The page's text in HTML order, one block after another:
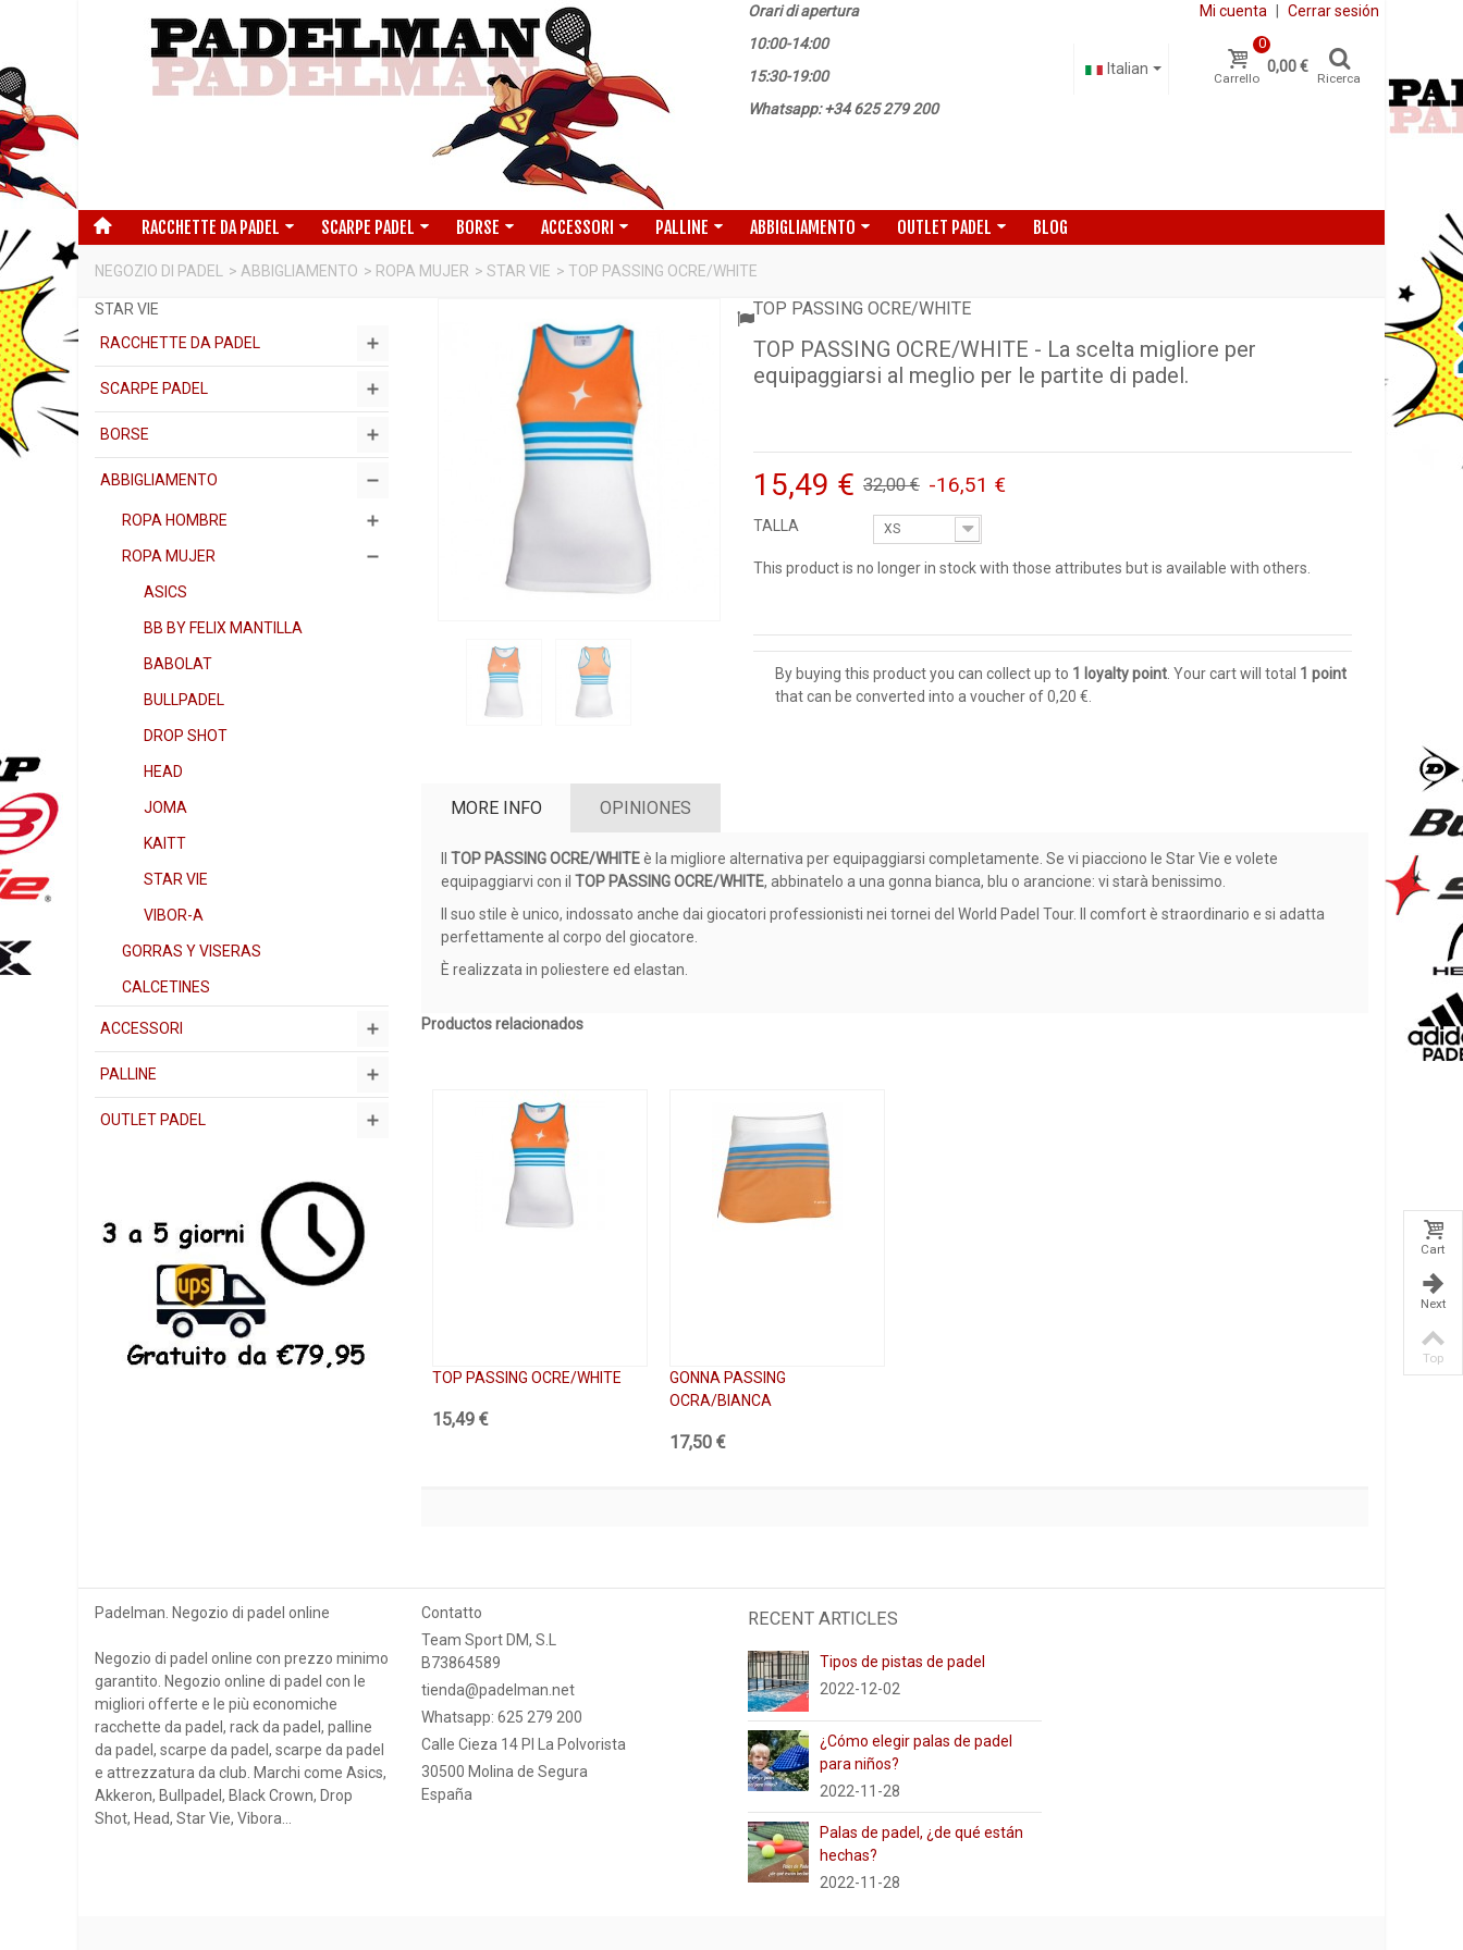
Orari di apertura
10:00-14:00
15:30-19:00
Whatsapp: +34 625 279 200
Mi cuenta Cerrar sesión
Carrello
0
0,00 €
Ricerca
Italian
RACCHETTE DA PADEL SCARPE PADEL BORSE ACCESSORI PALLINE ABBIGLIAMENTO OUTLET PADEL BLOG
NEGOZIO DI PADEL > ABBIGLIAMENTO > ROPA MUJER > STAR VIE > TOP PASSING OCRE/WHITE
STAR VIE
RACCHETTE DA PADEL
SCARPE PADEL
BORSE
ABBIGLIAMENTO
ROPA HOMBRE
ROPA MUJER
ASICS
BB BY FELIX MANTILLA
BABOLAT
BULLPADEL
DROP SHOT
HEAD
JOMA
KAITT
STAR VIE
VIBOR-A
GORRAS Y VISERAS
CALCETINES
ACCESSORI
PALLINE
OUTLET PADEL
TOP PASSING OCRE/WHITE
TOP PASSING OCRE/WHITE - La scelta migliore per
equipaggiarsi al meglio per le partite di padel.
15,49 € 32,00 € -16,51 €
TALLA XS
This product is no longer in stock with those attributes but is available with others.
By buying this product you can collect up to 1 loyalty point. Your cart will total 1 point
that can be converted into a voucher of0,20 €
MORE INFO OPINIONES
IlTOP PASSING OCRE/WHITEè la migliore alternativa per equipaggiarsi completamente. Se vi piacciono le Star Vie e volete
equipaggiarvi con ilTOP PASSING OCRE/WHITE, abbinatelo a una gonna bianca, blu o arancione: vi starà benissimo.
Il suo stile è unico, indossato anche dai giocatori professionisti nei tornei del World Padel Tour. Il comfort è straordinario e si adatta
perfettamente al corpo del giocatore.
È realizzata in poliestere ed elastan.
Productos relacionados
TOP PASSING OCRE/WHITE
15,49 €
GONNA PASSING
OCRA/BIANCA
17,50 €
Padelman. Negozio di padel online
Negozio di padel online con prezzo minimo
garantito. Negozio online di padel con le
migliori offerte e le più economiche
racchette da padel, rack da padel, palline
da padel, scarpe da padel, scarpe da padel
e attrezzatura da club. Marchi come Asics,
Akkeron, Bullpadel, Black Crown, Drop
Shot, Head, Star Vie, Vibora...
Contatto
Team Sport DM, S.L
B73864589
tienda@padelman.net
Whatsapp: 625 279 200
Calle Cieza 14 PI La Polvorista
30500 Molina de Segura
España
RECENT ARTICLES
Tipos de pistas de padel
2022-12-02
¿Cómo elegir palas de padel
para niños?
2022-11-28
Palas de padel, ¿de qué están
hechas?
2022-11-28
Cart
Next
Top